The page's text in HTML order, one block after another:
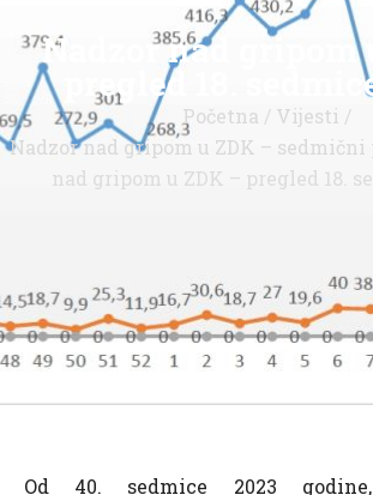
Nadzor nad gripom
pregled 18.
Početna / Vijesti /
Nadzor nad gripom u ZDK – sedmični
nad gripom u ZDK – pregled 18.
Od 40. sedmice 2023